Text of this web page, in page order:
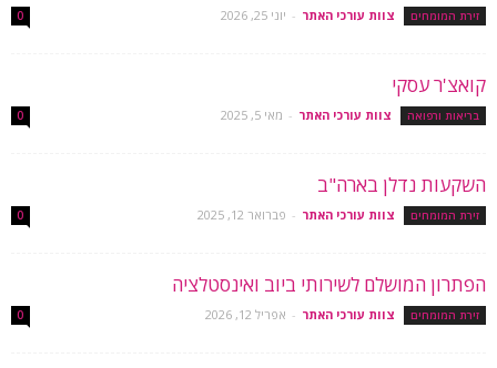
זירת המומחים צוות עורכי האתר - יוני 25, 2026 0
קואצ'ר עסקי
בריאות ורפואה צוות עורכי האתר - מאי 5, 2025 0
השקעות נדלן בארה"ב
זירת המומחים צוות עורכי האתר - פברואר 12, 2025 0
הפתרון המושלם לשירותי ביוב ואינסטלציה
זירת המומחים צוות עורכי האתר - אפריל 12, 2026 0